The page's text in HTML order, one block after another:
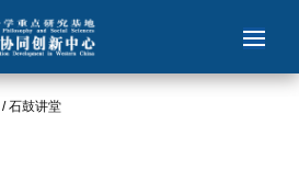
/石鼓讲堂